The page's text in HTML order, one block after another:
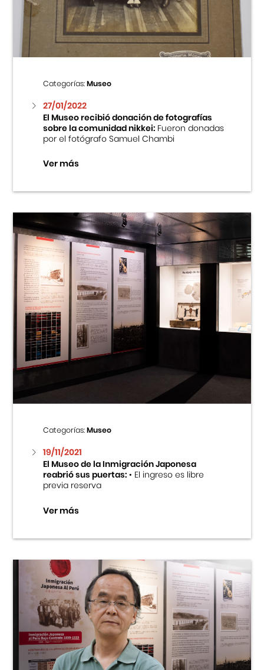
Centro Cultural Peruano Japonés
Museo de la Inmigración Japonesa
Fondo Editorial
Teatro Peruano Japonés
Categorías:Museo
27/01/2022
El Museo recibió donación de fotografías
sobre la comunidad nikkei:Fueron donadas
por el fotógrafo Samuel Chambi
Ver más
Categorías:Museo
19/11/2021
El Museo de la Inmigración Japonesa
reabrió sus puertas:• El ingreso es libre
previa reserva
Ver más